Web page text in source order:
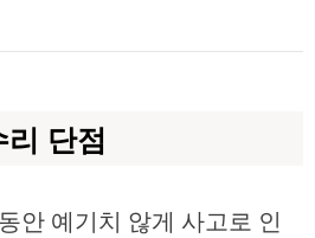
단점
안 예기치 않게 사고로 인